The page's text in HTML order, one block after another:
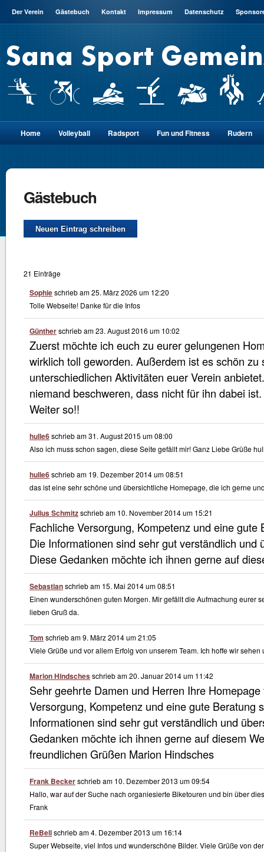
Der Verein Gästebuch Kontakt Impressum Datenschutz
Home Volleyball Radsport Fun und Fitness Rudern
Gästebuch
21 Einträge
Sophieschrieb am25. März 2026 um 12:20
Tolle Webseite! Danke für die Infos
Güntherschrieb am23. August 2016 um 10:02
Zuerst möchte ich euch zu eurer gelungenen
wirklich toll geworden. Außerdem ist es schön
unterschiedlichen Aktivitäten euer Verein
niemand beschweren, dass nicht für ihn dabei
Weiter so!!
hulle6schrieb am31. August 2015 um08:00
Also ich muss schon sagen, diese Seite gefällt mir! Ganz Liebe Grüße
hulle6schrieb am 19. Dezember 2014um08:51
das ist eine sehr schöne und übersichtliche Homepage, die ich gerne
Julius Schmitzschrieb am 10. November 2014um 15:21
Fachliche Versorgung, Kompetenz und eine gute
Die Informationen sind sehr gut verständlich und
Diese Gedanken möchte ich ihnen gerne auf
Sebastianschrieb am 15. Mai 2014um08:51
Einen wunderschönen guten Morgen. Mir gefällt die Aufmachung eurer
lieben Gruß da.
Tom schrieb am9. März 2014um21:05
Viele Grüße und vor allem Erfolg von unserem Team. Ich hoffe wir
Marion Hindschesschrieb am20. Januar 2014um 11:42
Sehr geehrte Damen und Herren Ihre
Versorgung, Kompetenz und eine gute Beratung
Informationen sind sehr gut verständlich und
Gedanken möchte ich ihnen gerne auf diesem
freundlichen Grüßen Marion Hindsches
Frank Beckerschrieb am 10. Dezember 2013 um09:54
Hallo, war auf der Suche nach organiesierte Biketouren und bin über
Frank
ReBellschrieb am4. Dezember 2013 um 16:14
Super Webseite, viel Infos und wunderschöne Bilder. Viele Grüße von